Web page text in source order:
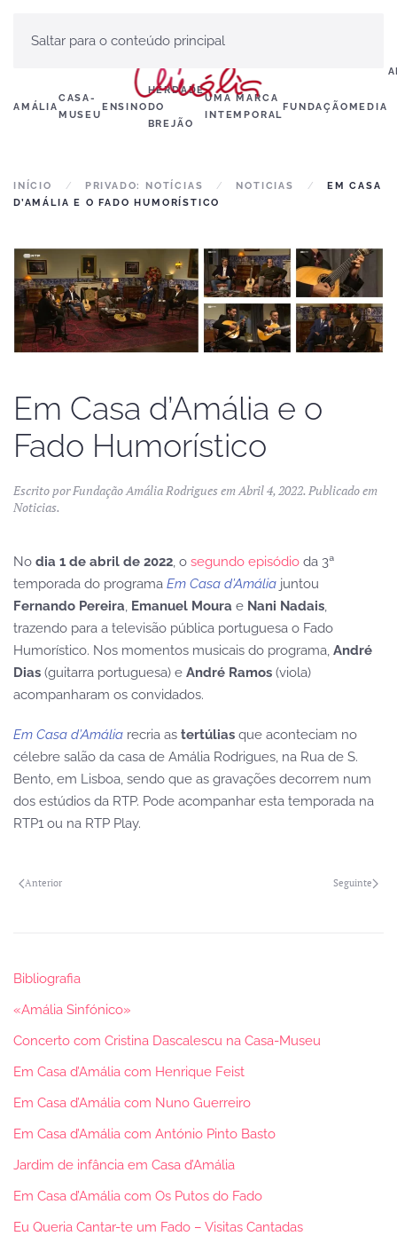
Saltar para o conteúdo principal
AMÁLIA
CASA-
MUSEU
ENSINO
HERDADE
DO
BREJÃO
UMA MARCA
INTEMPORAL
FUNDAÇÃOMEDIA
INÍCIO PRIVADO: NOTÍCIAS NOTICIAS
EM CASA
D’AMÁLIA E O FADO HUMORÍSTICO
Em Casa d’Amália e o
Fado Humorístico
Escrito porFundação Amália RodriguesemAbril 4, 2022. Publicado em
Noticias.
No dia 1 de abril de 2022, o segundo episódio da 3ª
temporada do programa Em Casa d’Amália juntou
Fernando Pereira, Emanuel Moura e Nani Nadais,
trazendo para a televisão pública portuguesa o Fado
Humorístico. Nos momentos musicais do programa, André
Dias (guitarra portuguesa) e André Ramos (viola)
acompanharam os convidados.
Em Casa d’Amália recria as tertúlias que aconteciam no
célebre salão da casa de Amália Rodrigues, na Rua de S.
Bento, em Lisboa, sendo que as gravações decorrem num
dos estúdios da RTP. Pode acompanhar esta temporada na
RTP1 ou na RTP Play.
Anterior Seguinte
Bibliografia
«Amália Sinfónico»
Concerto com Cristina Dascalescu na Casa-Museu
Em Casa d’Amália com Henrique Feist
Em Casa d’Amália com Nuno Guerreiro
Em Casa d’Amália com António Pinto Basto
Jardim de infância em Casa d’Amália
Em Casa d’Amália com Os Putos do Fado
Eu Queria Cantar-te um Fado – Visitas Cantadas